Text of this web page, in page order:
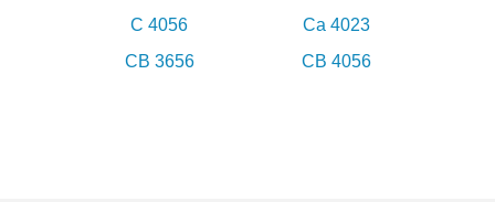
C 4056
Ca 4023
CB 3656
CB 4056